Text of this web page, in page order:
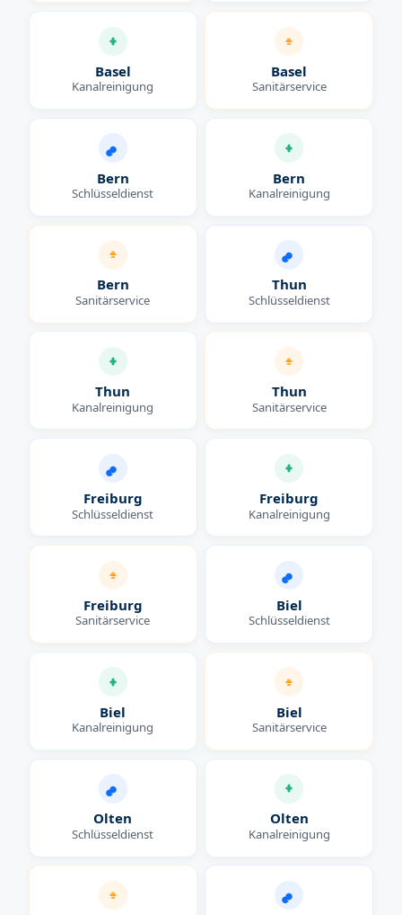
Basel
Kanalreinigung
Basel
Sanitärservice
Bern
Schlüsseldienst
Bern
Kanalreinigung
Bern
Sanitärservice
Thun
Schlüsseldienst
Thun
Kanalreinigung
Thun
Sanitärservice
Freiburg
Schlüsseldienst
Freiburg
Kanalreinigung
Freiburg
Sanitärservice
Biel
Schlüsseldienst
Biel
Kanalreinigung
Biel
Sanitärservice
Olten
Schlüsseldienst
Olten
Kanalreinigung